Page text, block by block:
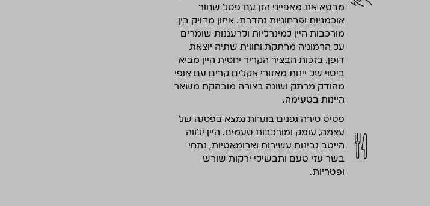
מבטא את מאפייני הזן עם פטל שחור
אוכמניות ופרחוניות נהדרת. איזון מדויק בין
מורכבות היין למינרליות ולרעננות שומרים
על הרמוניה מרתקת וחווית שתיה יוצאת
דופן. בזכות הבציר הקריר יחסית היין מביא
ביטוי של יינות מאזורי אקלים קרים עם אופי
מהודק מרתק ושונה בצורה מובהקת משאר
היינות בטעימה.
פטיט סירה גפנים בוגרות נמצא בפסגה של
עצמה, עומק ומורכבות טעמים. היין ילווה
הייטב גבינות עשירות וארומאטיות, נתחי
בשר עזי טעם ותבשילי ירקות שורש
ופטריות.